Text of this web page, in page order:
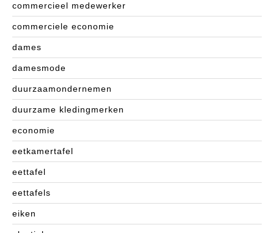
commercieel medewerker
commerciele economie
dames
damesmode
duurzaamondernemen
duurzame kledingmerken
economie
eetkamertafel
eettafel
eettafels
eiken